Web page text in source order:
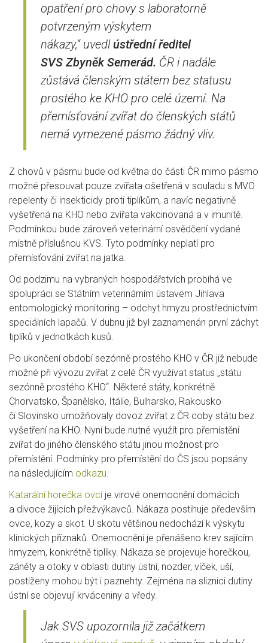
opatření pro chovy s laboratorně
potvrzeným výskytem
nákazy,“ uvedlústřední ředitel
SVS Zbyněk Semerád. ČR i nadále
zůstává členským státem bez statusu
prostého ke KHO pro celé území. Na
přemísťování zvířat do členských států
nemá vymezené pásmo žádný vliv.
Z chovů v pásmu bude od května do části ČR mimo pásmo
možné přesouvat pouze zvířata ošetřená v souladu s MVO
repelenty či insekticidy proti tiplíkům, a navíc negativně
vyšetřená na KHO nebo zvířata vakcinovaná a v imunitě.
Podmínkou bude zároveň veterinární osvědčení vydané
místně příslušnou KVS. Tyto podmínky neplatí pro
přemísťování zvířat na jatka.
Od podzimu na vybraných hospodářstvích probíhá ve
spolupráci se Státním veterinárním ústavem Jihlava
entomologický monitoring – odchyt hmyzu prostřednictvím
speciálních lapačů. V dubnu již byl zaznamenán první záchyt
tiplíků v jednotkách kusů.
Po ukončení období sezónně prostého KHO v ČR již nebude
možné při vývozu zvířat z celé ČR využívat status „státu
sezónně prostého KHO“. Některé státy, konkrétně
Chorvatsko, Španělsko, Itálie, Bulharsko, Rakousko
či Slovinsko umožňovaly dovoz zvířat z ČR coby státu bez
vyšetření na KHO. Nyní bude nutné využít pro přemístění
zvířat do jiného členského státu jinou možnost pro
přemístění. Podmínky pro přemístění do ČS jsou popsány
na následujícím odkazu
Katarální horečka ovcí je virové onemocnění domácích
a divoce žijících přežvýkavců. Nákaza postihuje především
ovce, kozy a skot. U skotu většinou nedochází k výskytu
klinických příznaků. Onemocnění je přenášeno krev sajícím
hmyzem, konkrétně tiplíky. Nákaza se projevuje horečkou,
záněty a otoky v oblasti dutiny ústní, nozder, víček, uší,
postiženy mohou být i paznehty. Zejména na sliznici dutiny
ústní se objevují krváceniny a vředy.
Jak SVS upozornila již začátkem